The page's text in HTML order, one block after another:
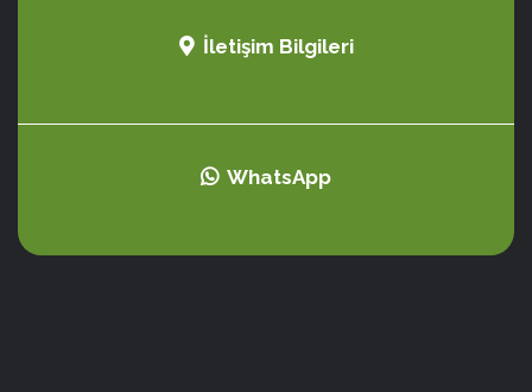
İletişim Bilgileri
WhatsApp